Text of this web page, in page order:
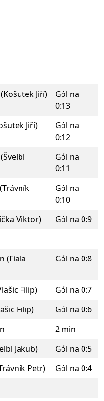
Jiří)
Gól na
0:13
Jiří)
Gól na
0:12
Gól na
0:11
Gól na
0:10
Viktor)
Gól na 0:9
(Fiala
Gól na 0:8
Filip)
Gól na 0:7
Filip)
Gól na 0:6
2 min
Jakub)
Gól na 0:5
Petr)
Gól na 0:4